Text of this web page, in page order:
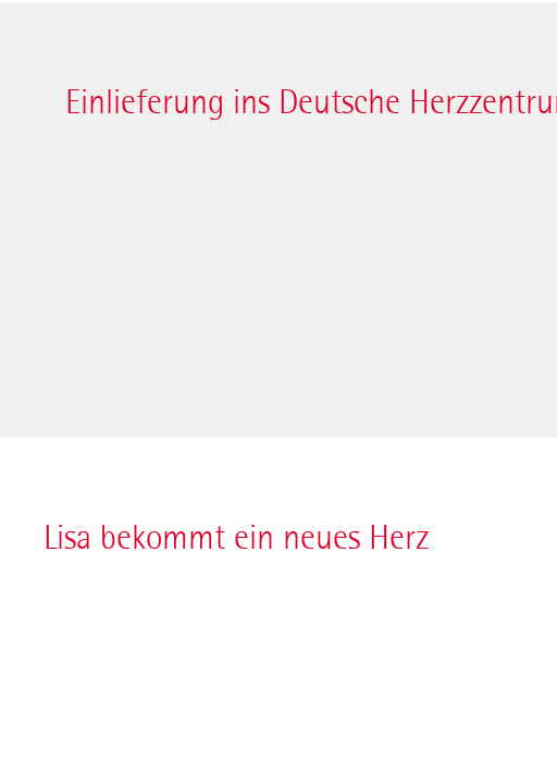
Einlieferung ins Deutsche
Lisa bekommt ein neues Herz